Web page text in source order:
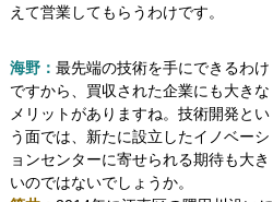
えて営業してもらうわけです。
海野： 最先端の技術を手にできるわけ
ですから、買収された企業にも大きな
メリットがありますね。技術開発とい
う面では、新たに設立したイノベーシ
ョンセンターに寄せられる期待も大き
いのではないでしょうか。